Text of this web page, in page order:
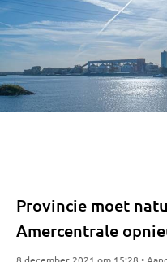
Provincie moet
Amercentrale